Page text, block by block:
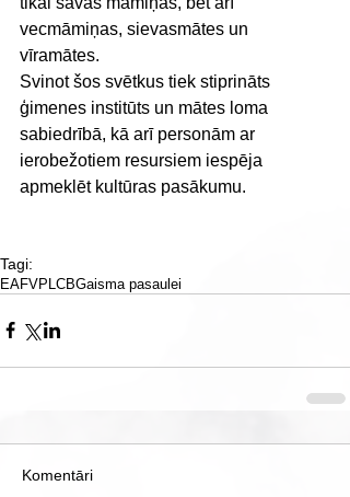
vecmāmiņas, sievasmātes un
vīramātes.
Svinot šos svētkus tiek stiprināts
ģimenes institūts un mātes loma
sabiedrībā, kā arī personām ar
ierobežotiem resursiem iespēja
apmeklēt kultūras pasākumu.
Tagi:
EAFVPLCBGaisma pasaulei
Komentāri